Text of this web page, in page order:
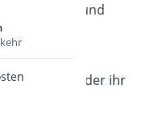
und
und
800.000 € oder ihr
80.000 €